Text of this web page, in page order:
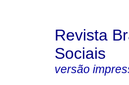
Revista
Sociais
versão